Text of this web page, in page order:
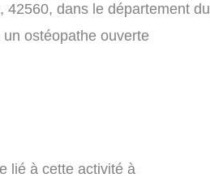
42560, dans le département du
ostéopathe ouverte
lié à cette activité à